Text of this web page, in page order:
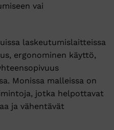
vai
laskeutumislaitteissa
ergonominen käyttö,
Monissa malleissa on
jotka helpottavat
ja vähentävät